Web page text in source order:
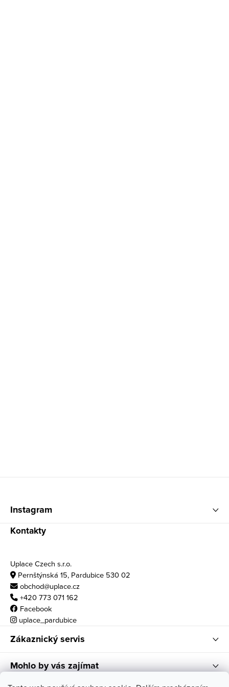
Instagram
Kontakty
Uplace Czech s.r.o.
Pernštýnská 15, Pardubice 530 02
obchod@uplace.cz
+420 773 071 162
Facebook
uplace_pardubice
Zákaznický servis
Mohlo by vás zajímat